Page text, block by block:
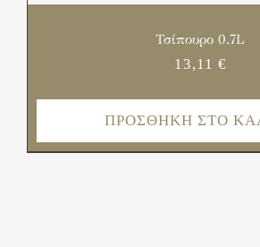
Τσίπουρο 0.7L
13,11 €
ΠΡΟΣΘΉΚΗ ΣΤΟ